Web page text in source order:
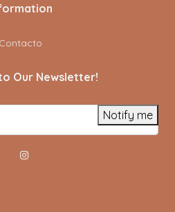
Contacto
Our Newsletter!
Notify me